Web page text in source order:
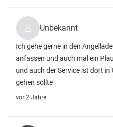
Unbekannt
Ich gehe gerne in den
anfassen und auch mal ein
und auch der Service ist dort
gehen sollte
vor 2 Jahre